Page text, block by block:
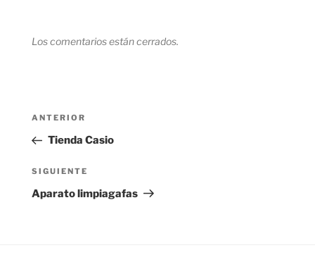
Los comentarios están cerrados.
Navegación
entradas
Entrada
anterior:
ANTERIOR
Tienda Casio
Siguiente
entrada
SIGUIENTE
Aparato limpiagafas